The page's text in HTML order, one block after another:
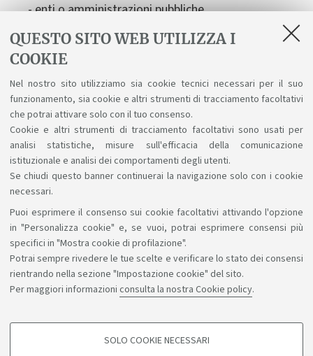
QUESTO SITO WEB UTILIZZA I
COOKIE
Nel nostro sito utilizziamo sia cookie tecnici necessari per il suo
funzionamento, sia cookie e altri strumenti di tracciamento facoltativi
che potrai attivare solo con il tuo consenso.
Cookie e altri strumenti di tracciamento facoltativi sono usati per
analisi statistiche, misure sull'efficacia della comunicazione
istituzionale e analisi dei comportamenti degli utenti.
Se chiudi questo banner continuerai la navigazione solo con i cookie
necessari.
Puoi esprimere il consenso sui cookie facoltativi attivando l'opzione
in "Personalizza cookie" e, se vuoi, potrai esprimere consensi più
specifici in "Mostra cookie di profilazione".
Potrai sempre rivedere le tue scelte e verificare lo stato dei consensi
rientrando nella sezione "Impostazione cookie" del sito.
Per maggiori informazioni consulta la nostra Cookie policy.
SOLO COOKIE NECESSARI
Da' accesso agli studi di secondo ciclo (laurea
magistrale) e master universitario di primo
livello.
Sosteniamo il diritto alla conoscenza
Seguici su: